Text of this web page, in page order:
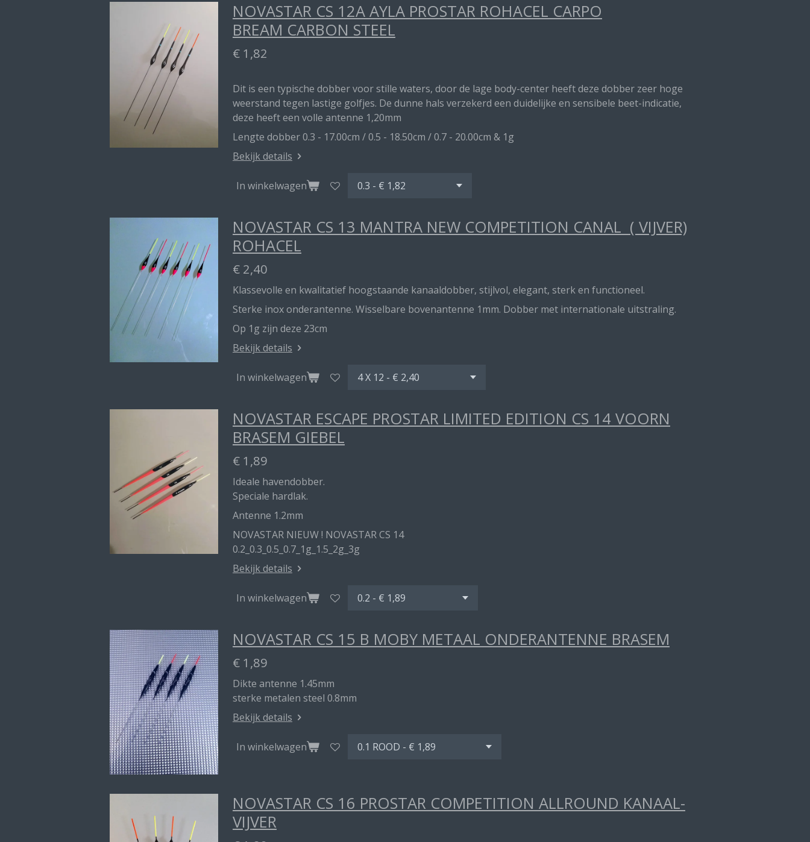
NOVASTAR CS 12A AYLA PROSTAR ROHACEL CARPO
BREAM CARBON STEEL
€ 1,82
Dit is een typische dobber voor stille waters, door de lage body-center heeft deze dobber zeer hoge
weerstand tegen lastige golfjes. De dunne hals verzekerd een duidelijke en sensibele beet-indicatie,
deze heeft een volle antenne 1,20mm
Lengte dobber 0.3 - 17.00cm / 0.5 - 18.50cm / 0.7 - 20.00cm & 1g
Bekijk details
In winkelwagen
NOVASTAR CS 13 MANTRA NEW COMPETITION CANAL ( VIJVER)
ROHACEL
€ 2,40
Klassevolle en kwalitatief hoogstaande kanaaldobber, stijlvol, elegant, sterk en functioneel.
Sterke inox onderantenne. Wisselbare bovenantenne 1mm. Dobber met internationale uitstraling.
Op 1g zijn deze 23cm
Bekijk details
In winkelwagen
NOVASTAR ESCAPE PROSTAR LIMITED EDITION CS 14 VOORN
BRASEM GIEBEL
€ 1,89
Ideale havendobber.
Speciale hardlak.
Antenne 1.2mm
NOVASTAR NIEUW ! NOVASTAR CS 14
0.2_0.3_0.5_0.7_1g_1.5_2g_3g
Bekijk details
In winkelwagen
NOVASTAR CS 15 B MOBY METAAL ONDERANTENNE BRASEM
€ 1,89
Dikte antenne 1.45mm
sterke metalen steel 0.8mm
Bekijk details
In winkelwagen
NOVASTAR CS 16 PROSTAR COMPETITION ALLROUND KANAAL-
VIJVER